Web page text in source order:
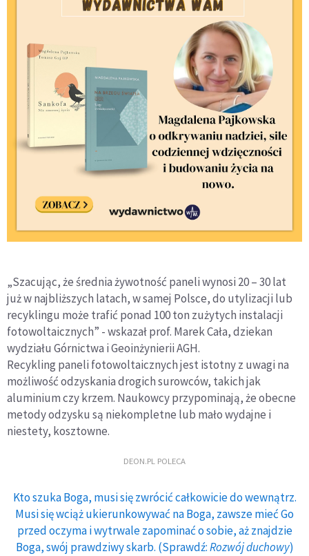
„Szacując, że średnia żywotność paneli wynosi 20 – 30 lat
już w najbliższych latach, w samej Polsce, do utylizacji lub
recyklingu może trafić ponad 100 ton zużytych instalacji
fotowoltaicznych” - wskazał prof. Marek Cała, dziekan
wydziału Górnictwa i Geoinżynierii AGH.
Recykling paneli fotowoltaicznych jest istotny z uwagi na
możliwość odzyskania drogich surowców, takich jak
aluminium czy krzem. Naukowcy przypominają, że obecne
metody odzysku są niekompletne lub mało wydajne i
niestety, kosztowne.
DEON.PL POLECA
Kto szuka Boga, musi się zwrócić całkowicie do wewnątrz.
Musi się wciąż ukierunkowywać na Boga, zawsze mieć Go
przed oczyma i wytrwale zapominać o sobie, aż znajdzie
Boga, swój prawdziwy skarb. (Sprawdź:Rozwój duchowy)